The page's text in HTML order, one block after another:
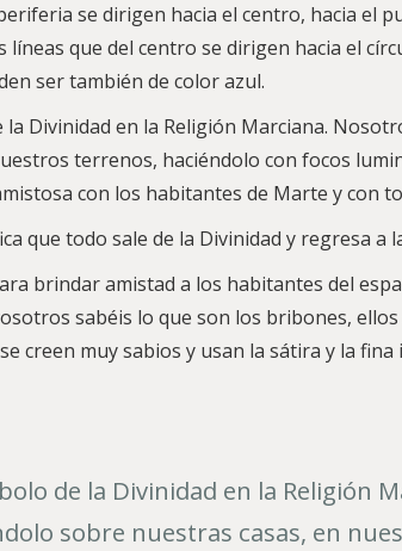
se dirigen hacia el centro, hacia el
líneas que del centro se dirigen hacia el
ser también de color azul.
la Divinidad en la Religión Marciana.
terrenos, haciéndolo con focos
con los habitantes de Marte y con
que todo sale de la Divinidad y regresa a
brindar amistad a los habitantes del
sabéis lo que son los bribones,
creen muy sabios y usan la sátira y la
de la Divinidad en la Religión
sobre nuestras casas, en